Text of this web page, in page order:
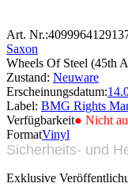
Art. Nr.:
Saxon
Wheels Of Steel (45th
Zustand: Neuware
Erscheinungsdatum:
Label: BMG Rights
Verfügbarkeit● Nicht
FormatVinyl
Sicherheits- und
Exklusive